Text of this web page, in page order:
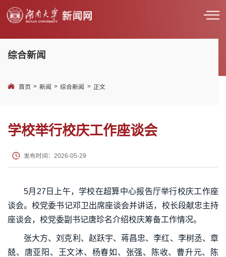
综合新闻
首页 > 新闻 > 综合新闻 > 正文
学校举行校庆工作座谈会
发布时间：2026-05-29
5月27日上午，学校在超算中心报告厅举行校庆工作座
谈会。校党委书记邓卫出席座谈会并讲话，校长段献忠主持
座谈会，校党委副书记唐珍名介绍校庆筹备工作情况。
张大方、刘克利、赵跃宇、蒋昌忠、李红、李树丞、章
兢、唐亚阳、王文沐、杨春如、张强、陈收、曹升元、陈